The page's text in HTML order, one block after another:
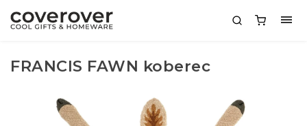
FRANCIS FAWN koberec